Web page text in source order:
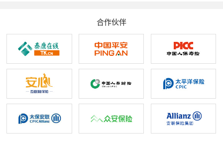
合作伙伴